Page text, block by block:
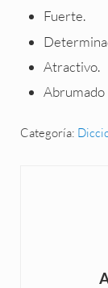
Fuerte.
Atractivo.
Abrumado
Categoría: